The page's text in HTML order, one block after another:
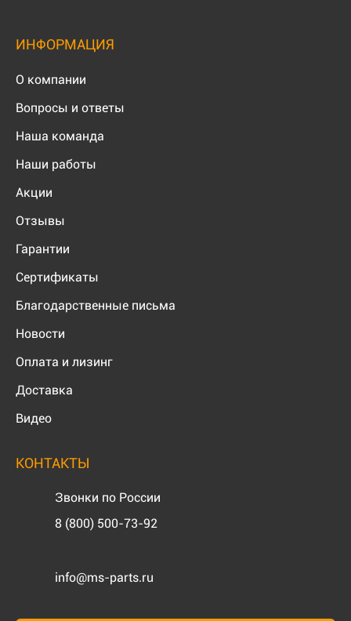
ИНФОРМАЦИЯ
О компании
Вопросы и ответы
Наша команда
Наши работы
Акции
Отзывы
Гарантии
Сертификаты
Благодарственные письма
Новости
Оплата и лизинг
Доставка
Видео
КОНТАКТЫ
Звонки по России
8 (800) 500-73-92
info@ms-parts.ru